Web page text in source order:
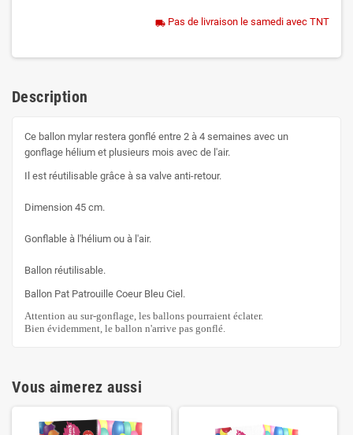
local_shipping Pas de livraison le samedi avec TNT
Description
Ce ballon mylar restera gonflé entre 2 à 4 semaines avec un
gonflage hélium et plusieurs mois avec de l'air.
Il est réutilisable grâce à sa valve anti-retour.
Dimension 45 cm.
Gonflable à l'hélium ou à l'air.
Ballon réutilisable.
Ballon Pat Patrouille Coeur Bleu Ciel.
Attention au sur-gonflage, les ballons pourraient éclater.
Bien évidemment, le ballon n'arrive pas gonflé.
Vous aimerez aussi